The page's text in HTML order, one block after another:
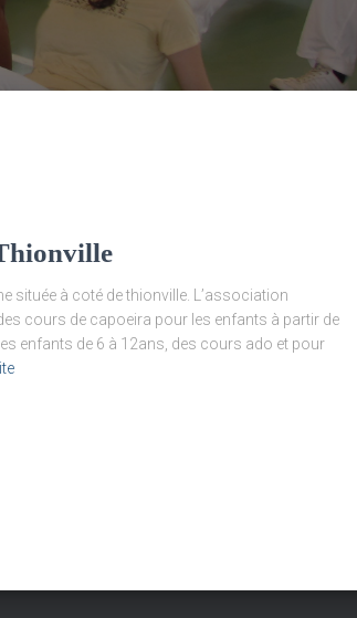
située à coté de thionville. L’association
cours de capoeira pour les enfants à partir de
enfants de 6 à 12ans, des cours ado et pour